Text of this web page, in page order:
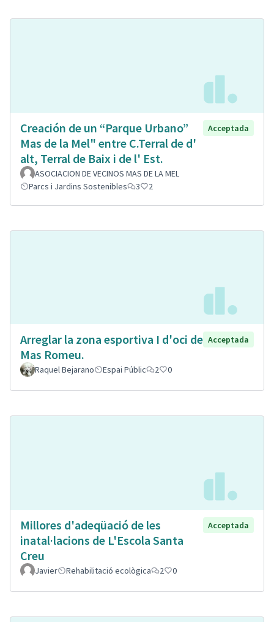
Creación de un “Parque Urbano”
Mas de la Mel" entre C.Terral de d'
alt, Terral de Baix i de l' Est.
Acceptada
ASOCIACION DE VECINOS MAS DE LA MEL
Parcs i Jardins Sostenibles
3 2
Arreglar la zona esportiva I d'oci de
Mas Romeu.
Acceptada
Raquel Bejarano Espai Públic 2 0
Millores d'adeqüació de les
inatal·lacions de L'Escola Santa
Creu
Acceptada
Javier Rehabilitació ecològica 2 0